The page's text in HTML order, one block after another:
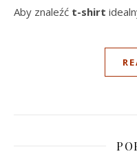
Aby znaleźć t-shirt